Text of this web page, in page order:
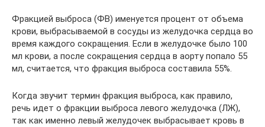
Фракцией выброса (ФВ) именуется процент от объема
крови, выбрасываемой в сосуды из желудочка сердца во
время каждого сокращения. Если в желудочке было 100
мл крови, а после сокращения сердца в аорту попало 55
мл, считается, что фракция выброса составила 55%.
Когда звучит термин фракция выброса, как правило,
речь идет о фракции выброса левого желудочка (ЛЖ),
так как именно левый желудочек выбрасывает кровь в